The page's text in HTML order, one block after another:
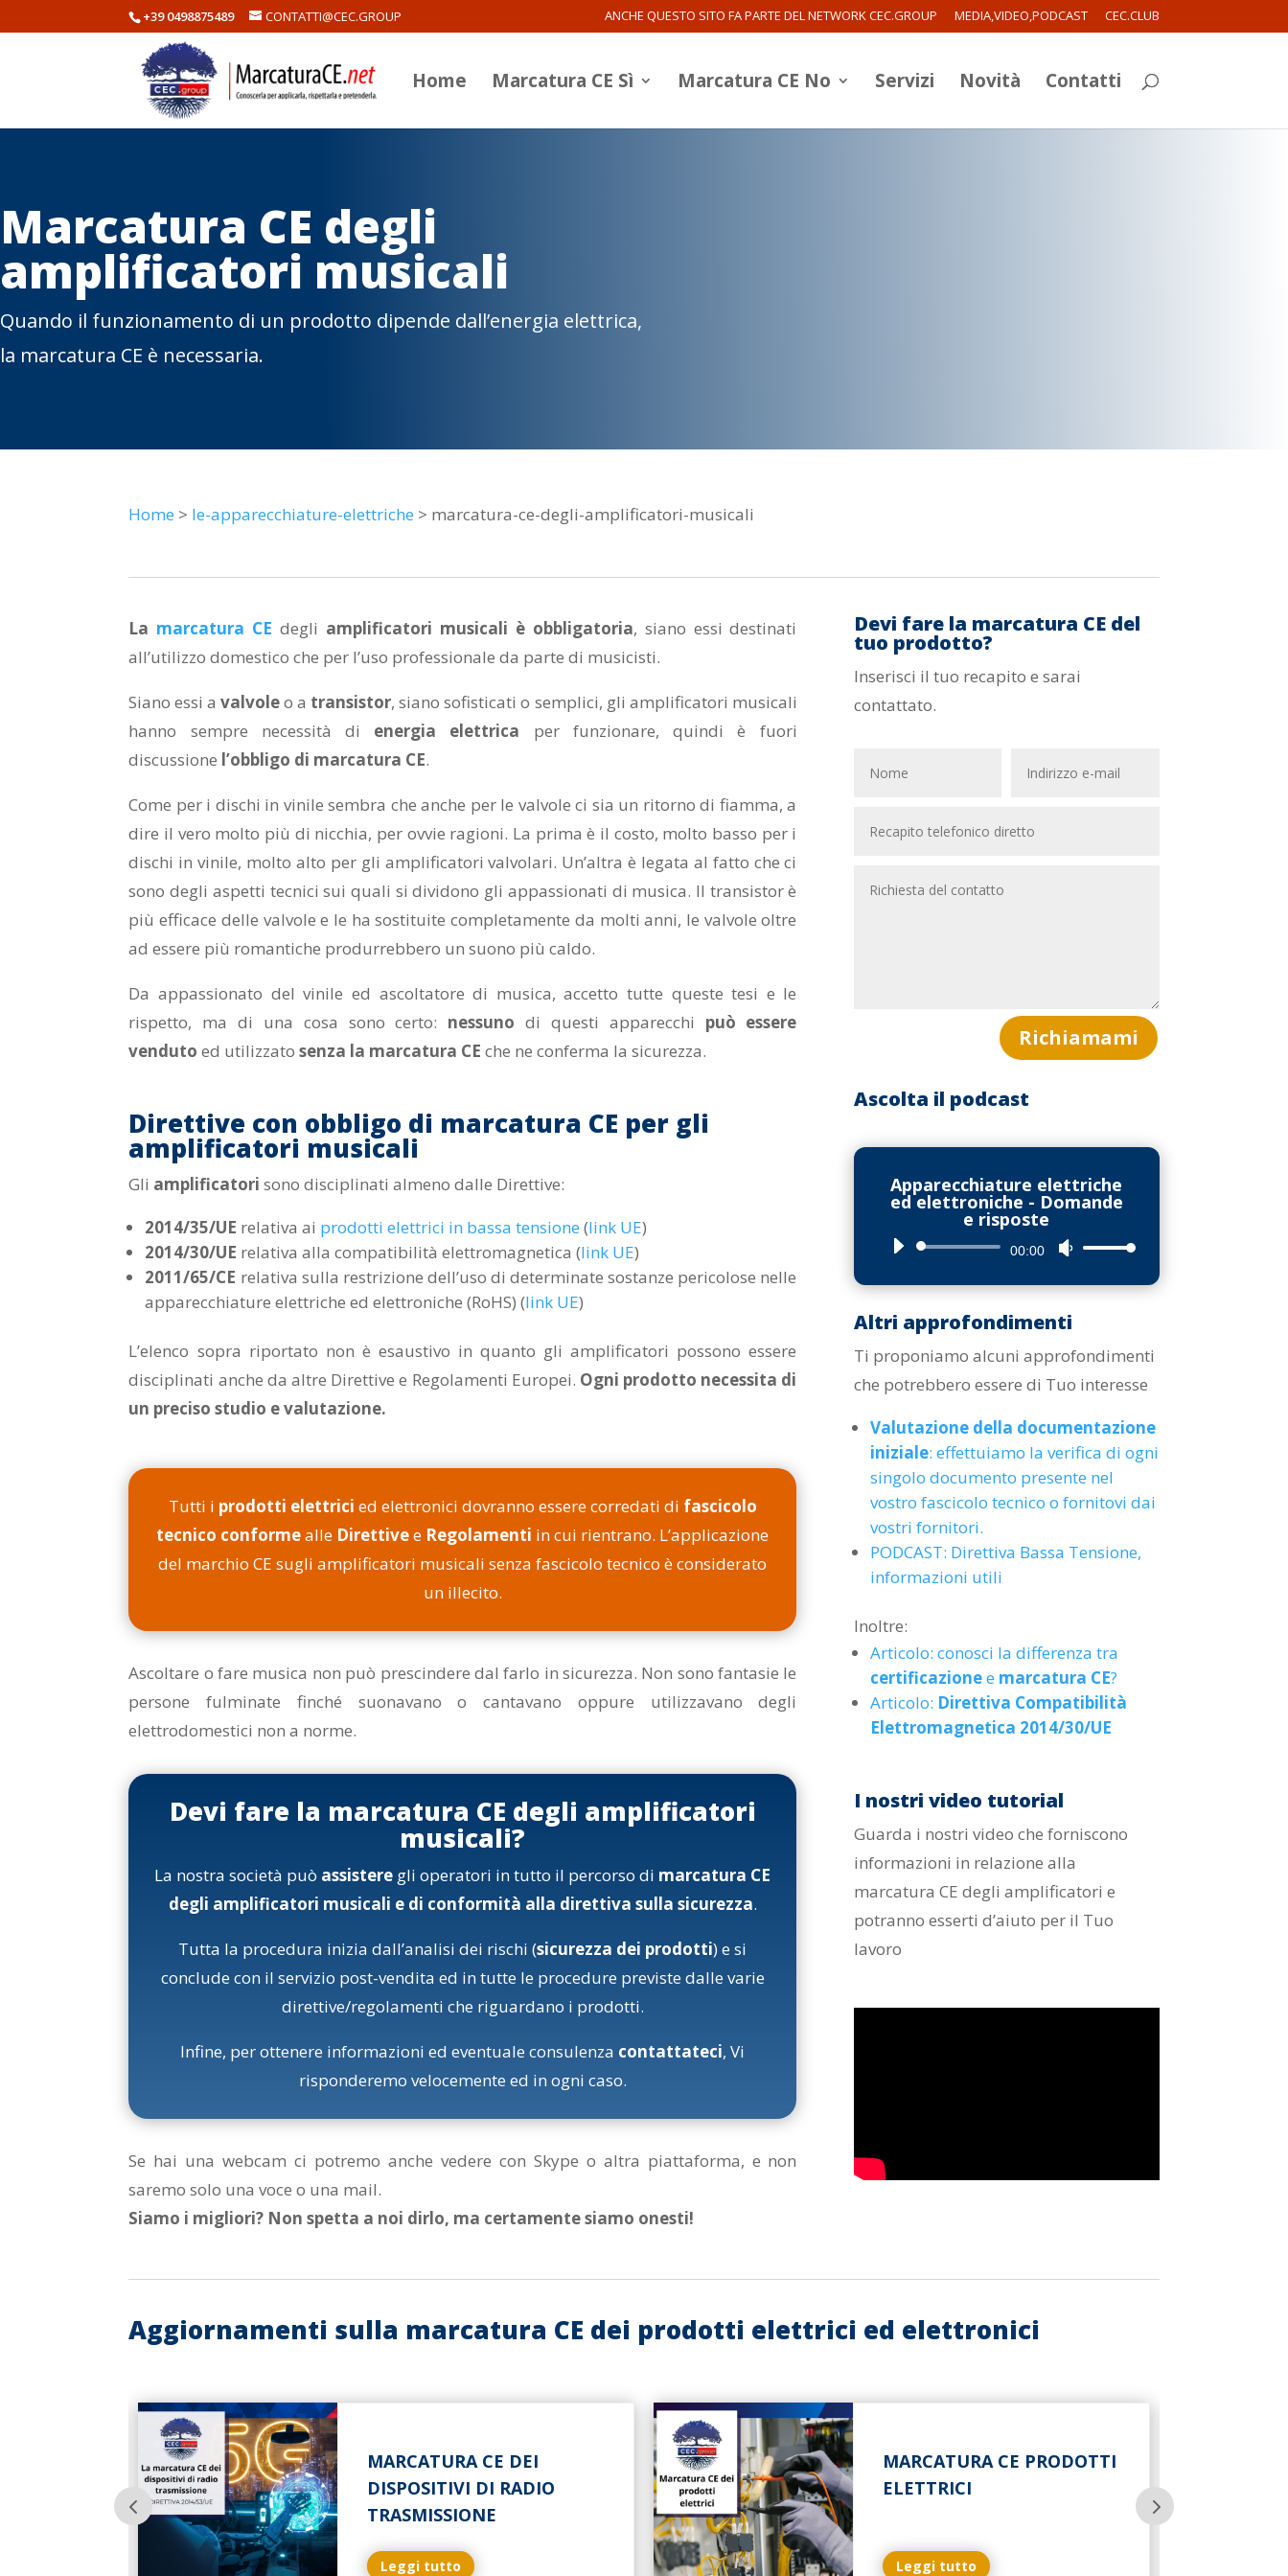
+39 0498875489 CONTATTI@CEC.GROUP ANCHE QUESTO SITO FA PARTE DEL NETWORK CEC.GROUP MEDIA,VIDEO,PODCAST CEC.CLUB
Home Marcatura CE Sì Marcatura CE No Servizi Novità Contatti
Marcatura CE degli
amplificatori musicali
Quando il funzionamento di un prodotto dipende dall’energia elettrica,
la marcatura CE è necessaria.
Home > le-apparecchiature-elettriche > marcatura-ce-degli-amplificatori-musicali
La marcatura CE degli amplificatori musicali è obbligatoria, siano essi destinati
all’utilizzo domestico che per l’uso professionale da parte di musicisti.
Siano essi a valvoleo a transistor, siano sofisticati o semplici, gli amplificatori musicali
hanno sempre necessità di
energia elettrica
per funzionare, quindi è fuori
discussione l’obbligo di marcatura CE.
Come per i dischi in vinile sembra che anche per le valvole ci sia un ritorno di fiamma, a
dire il vero molto più di nicchia, per ovvie ragioni. La prima è il costo, molto basso per i
dischi in vinile, molto alto per gli amplificatori valvolari. Un’altra è legata al fatto che ci
sono degli aspetti tecnici sui quali si dividono gli appassionati di musica. Il transistor è
più efficace delle valvole e le ha sostituite completamente da molti anni, le valvole oltre
ad essere più romantiche produrrebbero un suono più caldo.
Da appassionato del vinile ed ascoltatore di musica, accetto tutte queste tesi e le
rispetto, ma di una cosa sono certo: nessuno di questi apparecchi
può essere
venduto ed utilizzato senza la marcatura CE che ne conferma la sicurezza.
Direttive con obbligo di marcatura CE per gli
amplificatori musicali
Gli amplificatori sono disciplinati almeno dalle Direttive:
2014/35/UE relativa ai prodotti elettrici in bassa tensione (link UE)
2014/30/UE relativa alla compatibilità elettromagnetica (link UE)
2011/65/CE relativa sulla restrizione dell’uso di determinate sostanze pericolose nelle
apparecchiature elettriche ed elettroniche (RoHS) (link UE)
L’elenco sopra riportato non è esaustivo in quanto gli amplificatori possono essere
disciplinati anche da altre Direttive e Regolamenti Europei. Ogni prodotto necessita di
un preciso studio e valutazione.
Tutti i prodotti elettrici ed elettronici dovranno essere corredati di fascicolo
tecnico conformealle Direttivee Regolamenti in cui rientrano. L’applicazione
del marchio CE sugli amplificatori musicali senza fascicolo tecnico è considerato
un illecito.
Ascoltare o fare musica non può prescindere dal farlo in sicurezza. Non sono fantasie le
persone fulminate finché suonavano o cantavano oppure utilizzavano degli
elettrodomestici non a norme.
Devi fare la marcatura CE degli amplificatori
musicali?
La nostra società può assistere gli operatori in tutto il percorso di marcatura CE
degli amplificatori musicali e di conformità alla direttiva sulla sicurezza.
Tutta la procedura inizia dall’analisi dei rischi (sicurezza dei prodotti) e si
conclude con il servizio post-vendita ed in tutte le procedure previste dalle varie
direttive/regolamenti che riguardano i prodotti.
Infine, per ottenere informazioni ed eventuale consulenza contattateci, Vi
risponderemo velocemente ed in ogni caso.
Se hai una webcam ci potremo anche vedere con Skype o altra piattaforma, e non
saremo solo una voce o una mail.
Siamo i migliori? Non spetta a noi dirlo, ma certamente siamo onesti!
Devi fare la marcatura CE del
tuo prodotto?
Inserisci il tuo recapito e sarai
contattato.
Richiamami
Ascolta il podcast
Apparecchiature elettriche
ed elettroniche - Domande
e risposte
Audio
00:00
Usa
su/giù
per
o
diminuire
Altri approfondimenti
Ti proponiamo alcuni approfondimenti
che potrebbero essere di Tuo interesse
Valutazione della documentazione
iniziale: effettuiamo la verifica di ogni
singolo documento presente nel
vostro fascicolo tecnico o fornitovi dai
vostri fornitori.
PODCAST: Direttiva Bassa Tensione,
informazioni utili
Inoltre:
Articolo: conosci la differenza tra
certificazionee marcatura CE?
Articolo: Direttiva Compatibilità
Elettromagnetica 2014/30/UE
I nostri video tutorial
Guarda i nostri video che forniscono
informazioni in relazione alla
marcatura CE degli amplificatori e
potranno esserti d’aiuto per il Tuo
lavoro
Aggiornamenti sulla marcatura CE dei prodotti elettrici ed elettronici
MARCATURA CE DEI
DISPOSITIVI DI RADIO
TRASMISSIONE
Leggi tutto
MARCATURA CE PRODOTTI
ELETTRICI
Leggi tutto